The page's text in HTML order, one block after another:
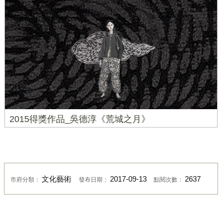
2015得獎作品_吳德淳《荒城之月》
市府分類： 文化藝術 發布日期： 2017-09-13 點閱次數： 2637